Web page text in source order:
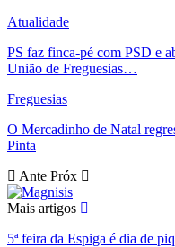
Atualidade
PS faz finca-pé com PSD e
União de Freguesias…
Freguesias
O Mercadinho de Natal
Pinta
Ante Próx
Mais artigos
5ª feira da Espiga é dia de